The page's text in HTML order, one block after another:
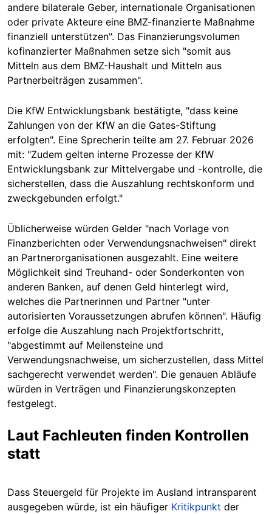
andere bilaterale Geber, internationale Organisationen
oder private Akteure eine BMZ-finanzierte Maßnahme
finanziell unterstützen". Das Finanzierungsvolumen
kofinanzierter Maßnahmen setze sich "somit aus
Mitteln aus dem BMZ-Haushalt und Mitteln aus
Partnerbeiträgen zusammen".
Die KfW Entwicklungsbank bestätigte, "dass keine
Zahlungen von der KfW an die Gates-Stiftung
erfolgten". Eine Sprecherin teilte am 27. Februar 2026
mit: "Zudem gelten interne Prozesse der KfW
Entwicklungsbank zur Mittelvergabe und -kontrolle, die
sicherstellen, dass die Auszahlung rechtskonform und
zweckgebunden erfolgt."
Üblicherweise würden Gelder "nach Vorlage von
Finanzberichten oder Verwendungsnachweisen" direkt
an Partnerorganisationen ausgezahlt. Eine weitere
Möglichkeit sind Treuhand- oder Sonderkonten von
anderen Banken, auf denen Geld hinterlegt wird,
welches die Partnerinnen und Partner "unter
autorisierten Voraussetzungen abrufen können". Häufig
erfolge die Auszahlung nach Projektfortschritt,
"abgestimmt auf Meilensteine und
Verwendungsnachweise, um sicherzustellen, dass Mittel
sachgerecht verwendet werden". Die genauen Abläufe
würden in Verträgen und Finanzierungskonzepten
festgelegt.
Laut Fachleuten finden Kontrollen
statt
Dass Steuergeld für Projekte im Ausland intransparent
ausgegeben würde, ist ein häufiger Kritikpunkt der